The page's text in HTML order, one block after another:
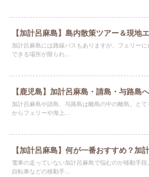
【加計呂麻島】島内散策ツアー＆現地
加計呂麻島には路線バスもありますが、フェリー
できる場所が限られ...
【鹿児島】加計呂麻島・請島・与路島
加計呂麻島や請島、与路島は離島の中の離島。と
からフェリーや海上...
【加計呂麻島】何が一番おすすめ？加
電車の走っていない加計呂麻島で悩むのが移動手
自転車などの移動手...